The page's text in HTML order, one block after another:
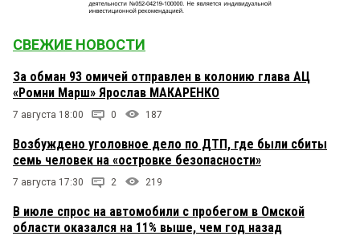
СВЕЖИЕ НОВОСТИ
За обман 93 омичей отправлен в колонию глава АЦ
«Ромни Марш» Ярослав МАКАРЕНКО
7 августа 18:00 0 187
Возбуждено уголовное дело по ДТП, где были сбиты
семь человек на «островке безопасности»
7 августа 17:30 2 219
В июле спрос на автомобили с пробегом в Омской
области оказался на 11% выше, чем год назад